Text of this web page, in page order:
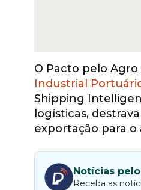
O Pacto pelo
Industrial
Shipping
logísticas,
exportação para
Notícias
Receba as